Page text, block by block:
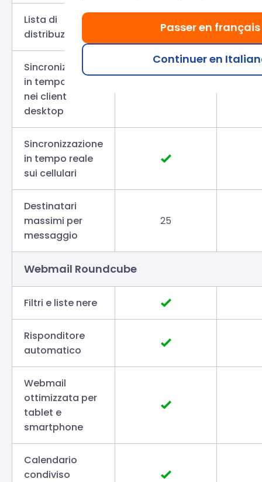
Lista di
distribuzione
Sincronizzazione
in tempo reale
nei client
desktop
Sincronizzazione
in tempo reale
sui cellulari
Destinatari
massimi per
messaggio
25
Webmail Roundcube
Filtri e liste nere
Risponditore
automatico
Webmail
ottimizzata per
tablet e
smartphone
Calendario
condiviso
Passer en français
Continuer en